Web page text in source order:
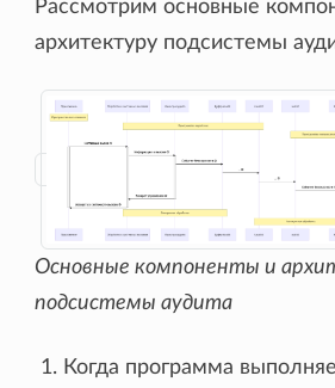
Рассмотрим основные
архитектуру подсистемы
Основные компоненты и
подсистемы аудита
Когда программа